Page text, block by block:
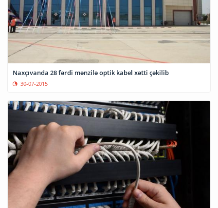
Naxçıvanda 28 fərdi mənzilə optik kabel xətti çəkilib
30-07-2015